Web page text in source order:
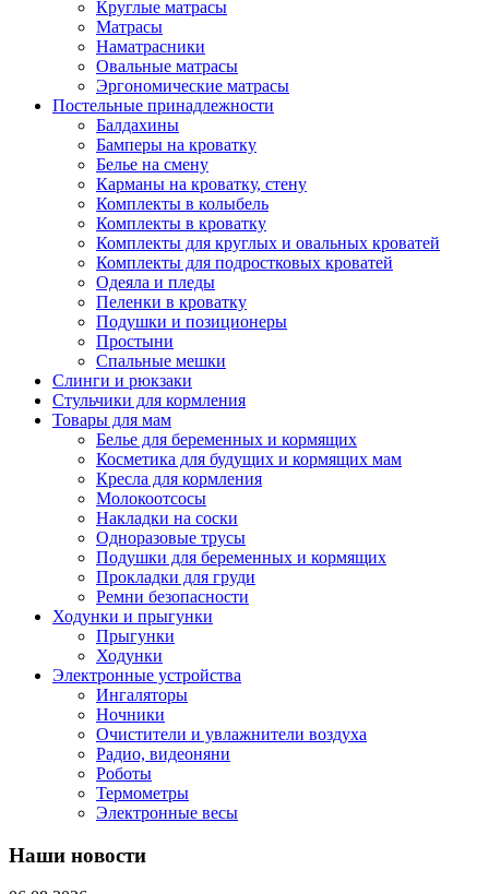
Круглые матрасы
Матрасы
Наматрасники
Овальные матрасы
Эргономические матрасы
Постельные принадлежности
Балдахины
Бамперы на кроватку
Белье на смену
Карманы на кроватку, стену
Комплекты в колыбель
Комплекты в кроватку
Комплекты для круглых и овальных кроватей
Комплекты для подростковых кроватей
Одеяла и пледы
Пеленки в кроватку
Подушки и позиционеры
Простыни
Спальные мешки
Слинги и рюкзаки
Стульчики для кормления
Товары для мам
Белье для беременных и кормящих
Косметика для будущих и кормящих мам
Кресла для кормления
Молокоотсосы
Накладки на соски
Одноразовые трусы
Подушки для беременных и кормящих
Прокладки для груди
Ремни безопасности
Ходунки и прыгунки
Прыгунки
Ходунки
Электронные устройства
Ингаляторы
Ночники
Очистители и увлажнители воздуха
Радио, видеоняни
Роботы
Термометры
Электронные весы
Наши новости